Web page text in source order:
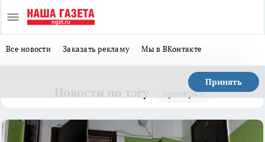
Все новости Заказать рекламу Мы в ВКонтакте
Принять
проверки